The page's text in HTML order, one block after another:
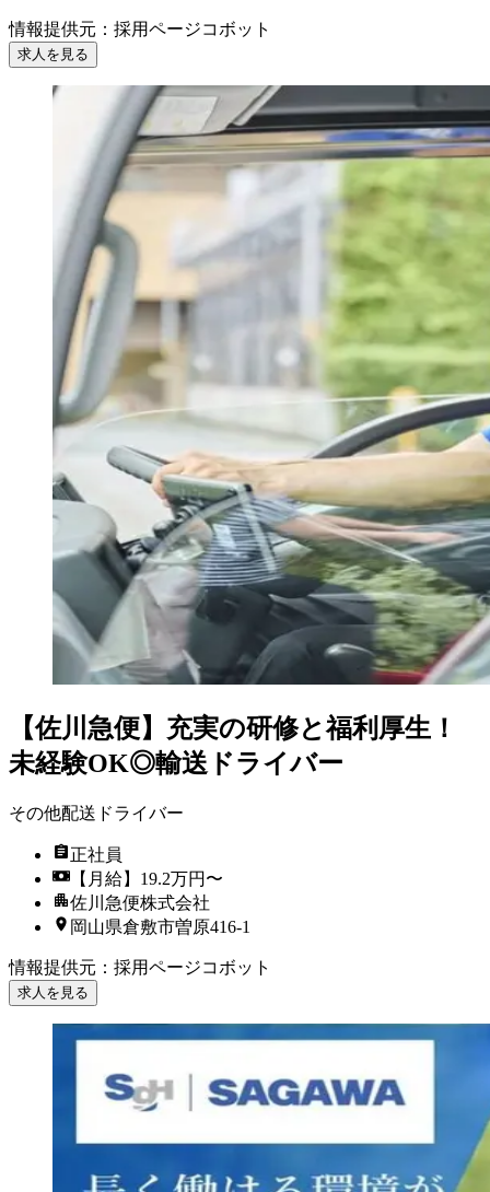
情報提供元 ： 採用ページコボット
求人を見る
【佐川急便】充実の研修と福利厚生！
未経験OK◎輸送ドライバー
その他配送ドライバー
正社員
【月給】19.2万円〜
佐川急便株式会社
岡山県倉敷市曽原416-1
情報提供元 ： 採用ページコボット
求人を見る